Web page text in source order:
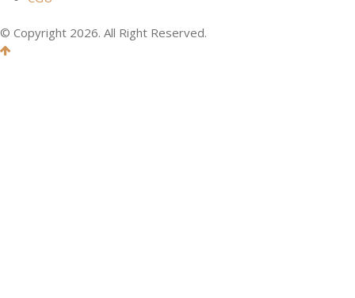
© Copyright 2026. All Right Reserved.